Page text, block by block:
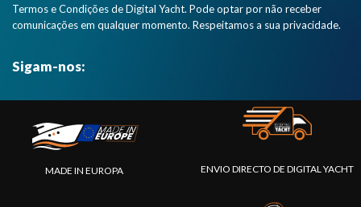
Termos e Condições de Digital Yacht. Pode optar por não receber
comunicações em qualquer momento. Respeitamos a sua privacidade.
Sigam-nos:
MADE IN EUROPA ENVIO DIRECTO DE DIGITAL YACHT